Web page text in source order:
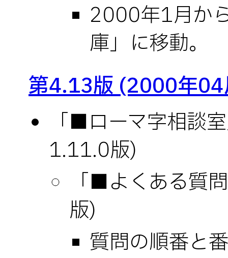
2000年1月か
庫」に移動。
第4.13版 (2000年
「■ローマ字相談
1.11.0版)
「■よくある質
版)
質問の順番と